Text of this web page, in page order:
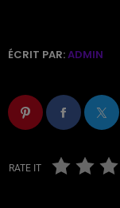
ÉCRIT PAR:ADMIN
RATE IT